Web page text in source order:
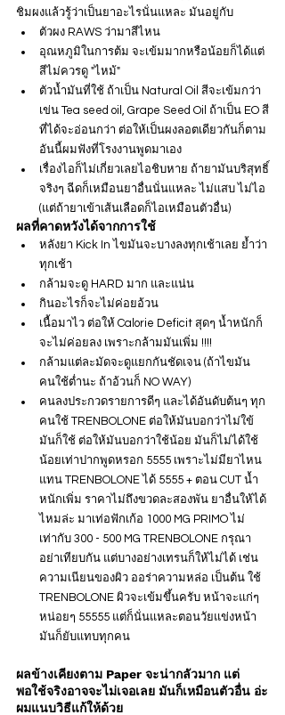
ชิมผงแล้วรู้ว่าเป็นยาอะไรนั่นแหละ มันอยู่กับ
ตัวผง RAWS ว่ามาสีไหน
อุณหภูมิในการต้ม จะเข้มมากหรือน้อยก็ได้แต่
สีไม่ควรดู "ไหม้"
ตัวน้ำมันที่ใช้ ถ้าเป็น Natural Oil สีจะเข้มกว่า
เข่น Tea seed oil, Grape Seed Oil ถ้าเป็น EO สี
ที่ได้จะอ่อนกว่า ต่อให้เป็นผงลอตเดียวกันก็ตาม
อันนี้ผมฟังที่โรงงานพูดมาเอง
เรื่องไอก็ไม่เกี่ยวเลยไอชิบหาย ถ้ายามันบริสุทธิ์
จริงๆ ฉีดก็เหมือนยาอื่นนั่นแหละ ไม่แสบ ไม่ไอ
(แต่ถ้ายาเข้าเส้นเลือดก็ไอเหมือนตัวอื่น)
ผลที่คาดหวังได้จากการใช้
หลังยา Kick In ไขมันจะบางลงทุกเช้าเลย ย้ำว่า
ทุกเช้า
กล้ามจะดู HARD มาก และแน่น
กินอะไรก็จะไม่ค่อยอ้วน
เนื้อมาไว ต่อให้ Calorie Deficit สุดๆ น้ำหนักก็
จะไม่ค่อยลง เพราะกล้ามมันเพิ่ม !!!!
กล้ามแต่ละมัดจะดูแยกกันชัดเจน (ถ้าไขมัน
คนใช้ต่ำนะ ถ้าอ้วนก็ NO WAY)
คนลงประกวดรายการดีๆ และได้อันดับต้นๆ ทุก
คนใช้ TRENBOLONE ต่อให้มันบอกว่าไม่ใข้
มันก็ใช้ ต่อให้มันบอกว่าใช้น้อย มันก็ไม่ได้ใช้
น้อยเท่าปากพูดหรอก 5555 เพราะไม่มียาไหน
แทน TRENBOLONE ได้ 5555 + ตอน CUT น้ำ
หนักเพิ่ม ราคาไม่ถึงขวดละสองพัน ยาอื่นให้ได้
ไหมล่ะ มาเท่อฟักเก้อ 1000 MG PRIMO ไม่
เท่ากับ 300 - 500 MG TRENBOLONE กรุณา
อย่าเทียบกัน แต่บางอย่างเทรนก็ให้ไม่ได้ เช่น
ความเนียนของผิว ออร่าความหล่อ เป็นต้น ใช้
TRENBOLONE ผิวจะเข้มขึ้นครับ หน้าจะแก่ๆ
หน่อยๆ 55555 แต่ก็นั่นแหละตอนวัยแข่งหน้า
มันก็ยับแทบทุกคน
ผลข้างเคียงตาม Paper จะน่ากลัวมาก แต่
พอใช้จริงอาจจะไม่เจอเลย มันก็เหมือนตัวอื่น อ่ะ
ผมแนบวิธีแก้ให้ด้วย